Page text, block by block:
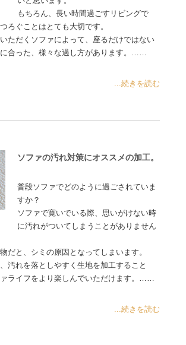
もちろん、長い時間過ごすリビングで
ろぐことはとても大切です。
ただくソファによって、座るだけではない
合った、様々な過し方があります。……
...続きを読む
ソファの汚れ対策にオススメの加工。
普段ソファでどのように過ごされていま
すか？
ソファで寛いでいる際、思いがけない時
に汚れがついてしまうことがありません
だと、シミの原因となってしまいます。
汚れを落としやすく生地を加工すること
ライフをより楽しんでいただけます。……
...続きを読む